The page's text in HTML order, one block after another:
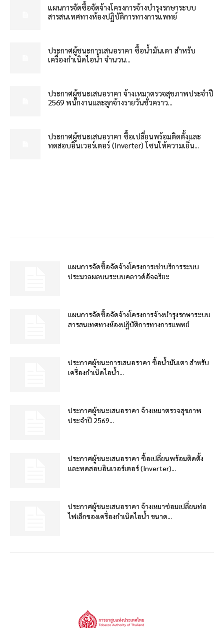
แผนการจัดซื้อจัดจ้างโครงการจ้างบำรุงรกษาระบบ
สารสนเทศทางห้องปฏิบัติการทางการแพทย์
ประกาศผู้ชนะการเสนอราคา ซื้อน้ำมันเตา สำหรับ
เครื่องกำเนิดไอน้ำ จำนวน...
ประกาศผู้ชนะเสนอราคา จ้างเหมาตรวจสุขภาพประจำปี
2569 พนักงานและลูกจ้างรายวันชั่วคราว...
ประกาศผู้ชนะเสนอราคา ซื้อเปลี่ยนพร้อมติดตั้งและ
ทดสอบอินเวอร์เตอร์ (Inverter) โซนให้ความเย็น...
แผนการจัดซื้อจัดจ้างโครงการเช่าบริการระบบ
ประมวลผลบนระบบคลาวด์อัจฉริยะ
แผนการจัดซื้อจัดจ้างโครงการจ้างบำรุงรกษาระบบ
สารสนเทศทางห้องปฏิบัติการทางการแพทย์
ประกาศผู้ชนะการเสนอราคา ซื้อน้ำมันเตา สำหรับ
เครื่องกำเนิดไอน้ำ...
ประกาศผู้ชนะเสนอราคา จ้างเหมาตรวจสุขภาพ
ประจำปี 2569...
ประกาศผู้ชนะเสนอราคา ซื้อเปลี่ยนพร้อมติดตั้ง
และทดสอบอินเวอร์เตอร์ (Inverter)...
ประกาศผู้ชนะเสนอราคา จ้างเหมาซ่อมเปลี่ยนท่อ
ไฟเล็กของเครื่องกำเนิดไอน้ำ ขนาด...